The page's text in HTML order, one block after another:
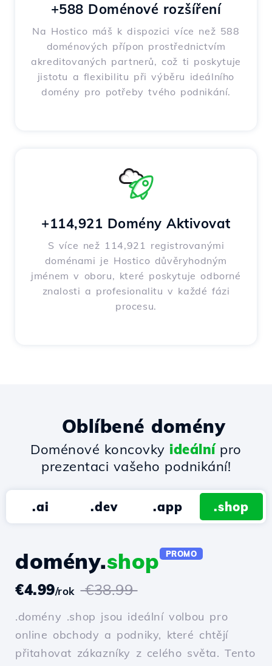
+588 Doménové rozšíření
Na Hostico máš k dispozici více než 588
doménových přípon prostřednictvím
akreditovaných partnerů, což ti poskytuje
jistotu a flexibilitu při výběru ideálního
domény pro potřeby tvého podnikání.
+114,921 Domény Aktivovat
S více než 114,921 registrovanými
doménami je Hostico důvěryhodným
jménem v oboru, které poskytuje odborné
znalosti a profesionalitu v každé fázi
procesu.
Oblíbené domény
Doménové koncovky ideálnípro
prezentaci vašeho podnikání!
.ai .dev .app .shop
domény.shop PROMO
€4.99/rok €38.99
.domény .shop jsou ideální volbou pro
online obchody a podniky, které chtějí
přitahovat zákazníky z celého světa. Tento